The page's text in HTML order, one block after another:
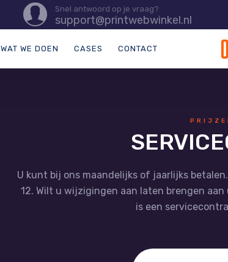
Snel antwoord op je vraag?
support@printwebwinkel.nl
WAT WE DOEN CASES CONTACT
U kunt bij ons maandelijks of jaarlijks
12. Wilt u wijzigingen aan laten brengen
is een